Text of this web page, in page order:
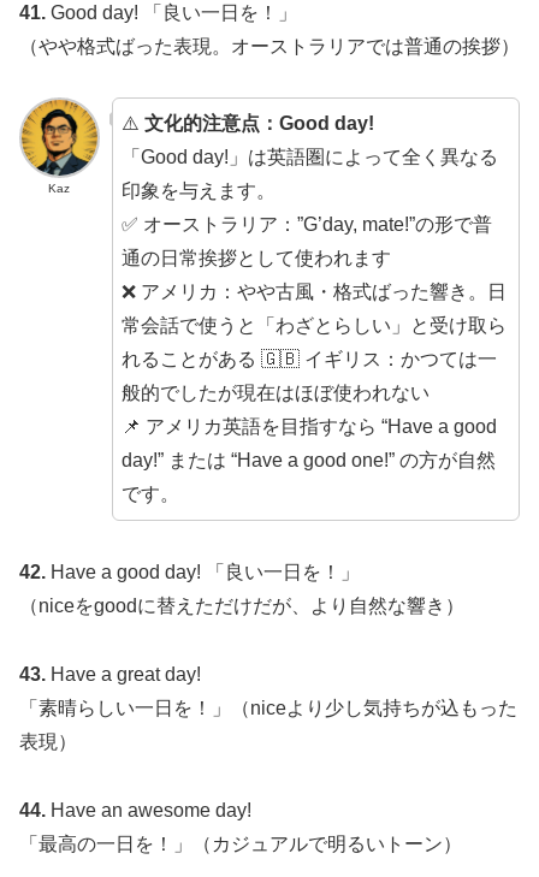
41. Good day! 「良い一日を！」
（やや格式ばった表現。オーストラリアでは普通の挨拶）
Kaz
⚠️ 文化的注意点：Good day!
「Good day!」は英語圏によって全く異なる
印象を与えます。
✅ オーストラリア：”G’day, mate!”の形で普
通の日常挨拶として使われます
❌ アメリカ：やや古風・格式ばった響き。日
常会話で使うと「わざとらしい」と受け取ら
れることがある 🇬🇧 イギリス：かつては一
般的でしたが現在はほぼ使われない
📌 アメリカ英語を目指すなら “Have a good
day!” または “Have a good one!” の方が自然
です。
42. Have a good day! 「良い一日を！」
（niceをgoodに替えただけだが、より自然な響き）
43. Have a great day!
「素晴らしい一日を！」（niceより少し気持ちが込もった
表現）
44. Have an awesome day!
「最高の一日を！」（カジュアルで明るいトーン）